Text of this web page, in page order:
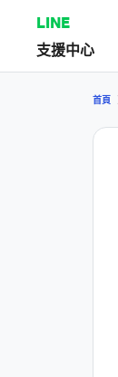
LINE
支援中心
首頁